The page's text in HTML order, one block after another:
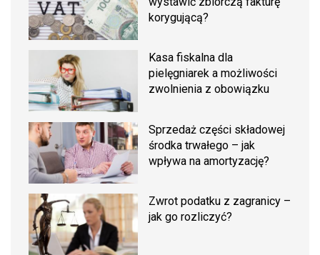
korygującą?
Kasa fiskalna dla
pielęgniarek a możliwości
zwolnienia z obowiązku
Sprzedaż części składowej
środka trwałego – jak
wpływa na amortyzację?
Zwrot podatku z zagranicy –
jak go rozliczyć?